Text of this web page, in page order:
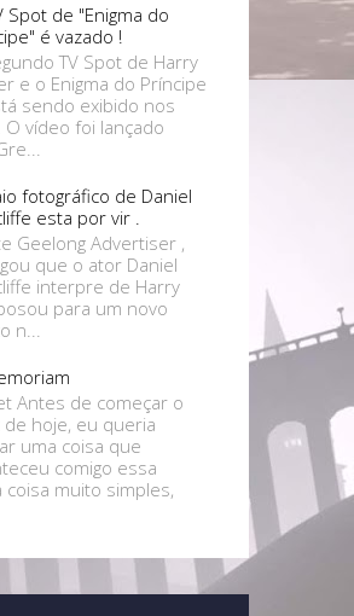
Spot de "Enigma do
é vazado !
TV Spot de Harry
e o Enigma do Príncipe
sendo exibido nos
vídeo foi lançado
fotográfico de Daniel
esta por vir .
Geelong Advertiser ,
que o ator Daniel
interpre de Harry
para um novo
n...
Antes de começar o
hoje, eu queria
uma coisa que
comigo essa
coisa muito simples,